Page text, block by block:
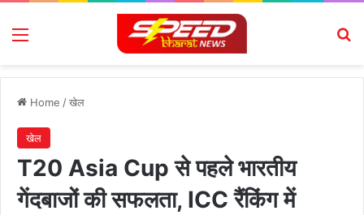
Menu
Home /खेल
खेल
T20 Asia Cup से पहले भारतीय
गेंदबाजों की सफलता, ICC रैंकिंग में